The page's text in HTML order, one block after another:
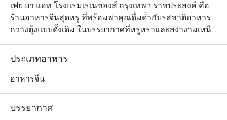
เฟย ยา แอท โรงแรมเรเนซองส์ กรุงเทพฯ ราชประสงค์ คือ
ร้านอาหารจีนสุดหรู ที่พร้อมพาคุณดื่มด่ำกับรสชาติอาหาร
กวางตุ้งแบบดั้งเดิม ในบรรยากาศที่หรูหราและสง่างามเหนือ
ระดับ เมนูขึ้นชื่อของที่นี่คือ เป็ดปักกิ่งอบไม้ลิ้นจี่ ซึ่งอบอย่าง
พิถีพิถันจนได้หนังบางกรอบ หอมกลิ่นไม้ลิ้นจี่อันเป็น
เพิ่มความละเมียดละไมให้ทุกคำที่ลิ้มลอง นอกจากนี้ยังมีเมนู
ประเภทอาหาร
อาหารจีน
บรรยากาศ